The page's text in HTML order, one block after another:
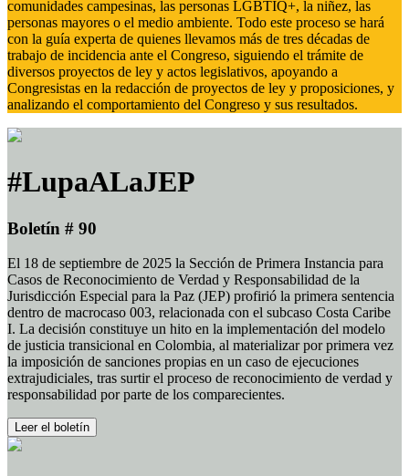
comunidades campesinas, las personas LGBTIQ+, la niñez, las
personas mayores o el medio ambiente. Todo este proceso se hará
con la guía experta de quienes llevamos más de tres décadas de
trabajo de incidencia ante el Congreso, siguiendo el trámite de
diversos proyectos de ley y actos legislativos, apoyando a
Congresistas en la redacción de proyectos de ley y proposiciones, y
analizando el comportamiento del Congreso y sus resultados.
#LupaALaJEP
Boletín # 90
El 18 de septiembre de 2025 la Sección de Primera Instancia para
Casos de Reconocimiento de Verdad y Responsabilidad de la
Jurisdicción Especial para la Paz (JEP) profirió la primera sentencia
dentro de macrocaso 003, relacionada con el subcaso Costa Caribe
I. La decisión constituye un hito en la implementación del modelo
de justicia transicional en Colombia, al materializar por primera vez
la imposición de sanciones propias en un caso de ejecuciones
extrajudiciales, tras surtir el proceso de reconocimiento de verdad y
responsabilidad por parte de los comparecientes.
Leer el boletín